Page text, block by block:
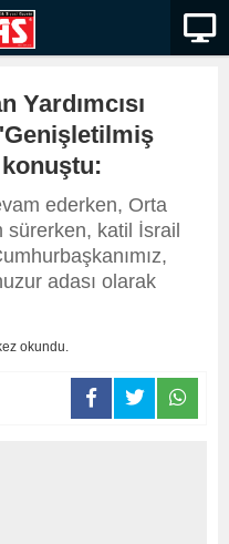
Yardımcısı
ederken, Orta
sürerken, katil İsrail
adası olarak
okundu.